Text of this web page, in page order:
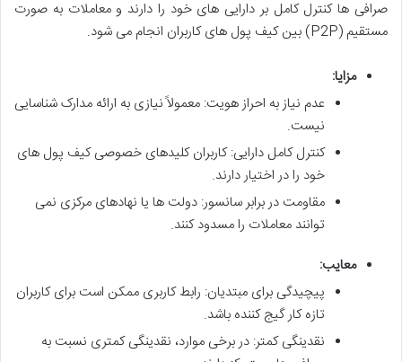
صرافی ها کنترل کامل بر دارایی های خود را دارند و معاملات به صورت
مستقیم (P2P) بین کیف پول های کاربران انجام می شود.
مزایا:
عدم نیاز به احراز هویت: معمولاً نیازی به ارائه مدارک شناسایی
نیست.
کنترل کامل دارایی: کاربران کلیدهای خصوصی کیف پول های
خود را در اختیار دارند.
مقاومت در برابر سانسور: دولت ها یا نهادهای مرکزی نمی
توانند معاملات را مسدود کنند.
معایب:
پیچیدگی برای مبتدیان: رابط کاربری ممکن است برای کاربران
تازه کار گیج کننده باشد.
نقدینگی کمتر: در برخی موارد، نقدینگی کمتری نسبت به